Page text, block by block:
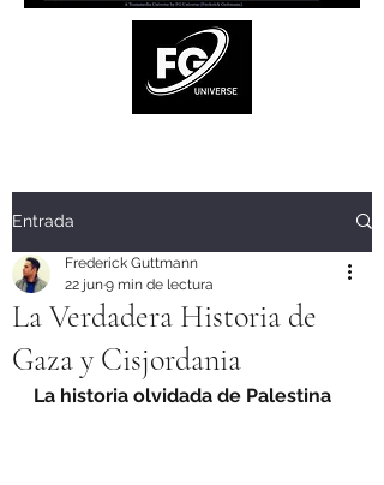
Entrada
La Verdadera Historia de
Gaza y Cisjordania
Frederick Guttmann
22 jun9 min de lectura
La historia olvidada de Palestina